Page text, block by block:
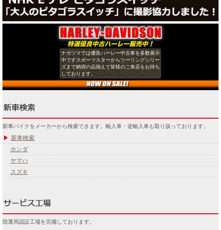
ナガツマでは優良ハーレー中古車を多数展示
中ですスポーツスターからツーリングシリー
ズまで納得の品揃えで皆様のご来店をお待ち
しております。
新車バイクをメーカーから検索できます。輸入車・逆輸入車も取り扱っております。
新車検索
ホンダ
ヤマハ
スズキ
陸運局認証工場を完備しております。